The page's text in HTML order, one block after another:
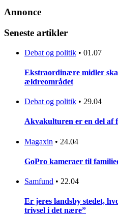
Annonce
Seneste artikler
Debat og politik • 01.07
Ekstraordinære midler
ældreområdet
Debat og politik • 29.04
Akvakulturen er en del af
Magaxin • 24.04
GoPro kameraer til
Samfund • 22.04
Er jeres landsby stedet,
trivsel i det nære”